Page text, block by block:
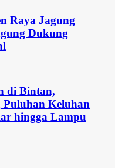
Raya Jagung
Dukung
di Bintan,
Puluhan Keluhan
hingga Lampu